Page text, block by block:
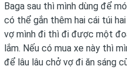
Baga sau thì mình dùng để
có thể gắn thêm hai cái túi
vợ mình đi thì đi được một
lắm. Nếu có mua xe này thì
để lâu lâu chở vợ đi ăn sáng